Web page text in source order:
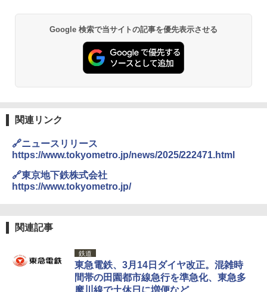
Google 検索で当サイトの記事を優先表示させる
関連リンク
🔗ニュースリリース
https://www.tokyometro.jp/news/2025/222471.html
🔗東京地下鉄株式会社
https://www.tokyometro.jp/
関連記事
鉄道
東急電鉄、3月14日ダイヤ改正。混雑時
間帯の田園都市線急行を準急化、東急多
摩川線で土休日に増便など